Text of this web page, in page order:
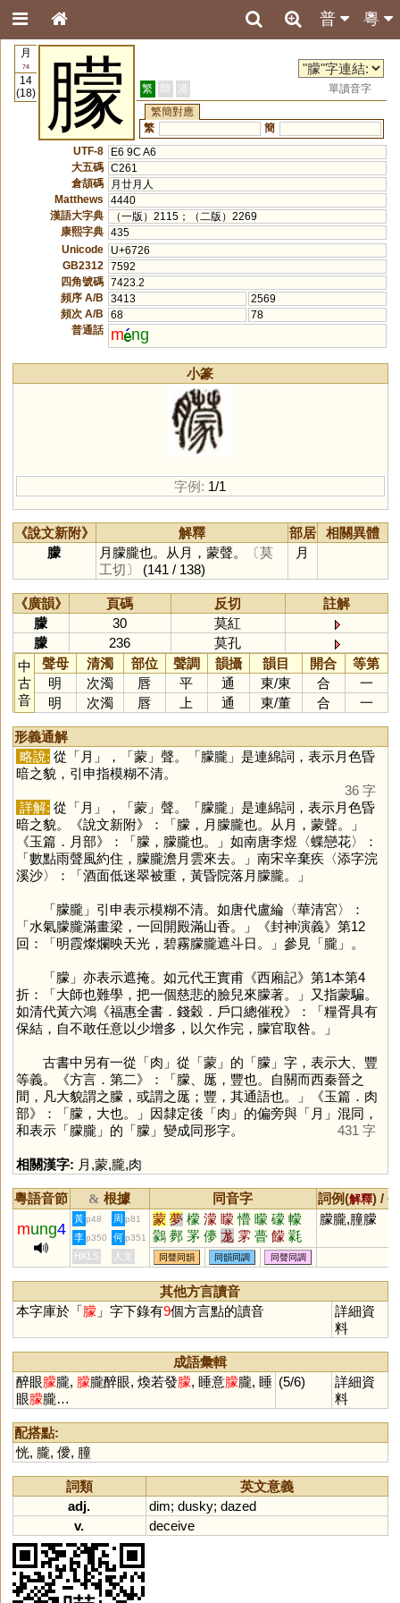
粵
普
月
74
14
(18)
朦 繁 簡 港
單讀音字
繁簡對應
繁
簡
UTF-8
E6 9C A6
大五碼 C261
倉頡碼
月廿月人
Matthews
4440
漢語大字典
（一版）2115；（二版）2269
康熙字典 435
Unicode
U+6726
GB2312
7592
四角號碼 7423.2
頻序 A/B
3413
2569
頻次 A/B
68
78
普通話
m ng
小篆
字例: 1/1
《說文新附》 解釋 部居
相關異體
朦
月朦朧也。从月，蒙聲。
〔莫
工切〕
(141 / 138)
月
《廣韻》 頁碼 反切
註解
朦
30
莫紅
朦
236
莫孔
中
古
音
聲母 清濁 部位 聲調 韻攝 韻目 開合
等第
明
次濁 唇 平 通 東/東 合
一
明
次濁 唇 上 通 東/董 合 一
形義通解
略說: 從「月 」，「蒙」聲。「朦朧」是連綿詞，表示月色昏
暗之貌，引申指模糊不清。
36 字
詳解: 從「月 」，「蒙」聲。「朦朧」是連綿詞，表示月色昏
暗之貌。《說文新附》：「朦，月朦朧也。从月，蒙聲。」
《玉篇．月部》：「朦，朦朧也。」如南唐李煜〈蝶戀花〉：
「數點雨聲風約住，朦朧澹月雲來去。」南宋辛棄疾〈添字浣
溪沙〉：「酒面低迷翠被重，黃昏院落月朦朧。」
「朦朧」引申表示模糊不清。如唐代盧綸〈華清宮〉：
「水氣朦朧滿畫梁，一回開殿滿山香。」《封神演義》第12
回：「明霞燦爛映天光，碧霧朦朧遮斗日。」參見「朧」。
「朦 」亦表示遮掩。如元代王實甫《西廂記》第1本第4
折：「大師也難學，把一個慈悲的臉兒來朦著。」又指蒙騙。
如清代黃六鴻《福惠全書．錢穀．戶口總催稅》：「糧胥具有
保結，自不敢任意以少增多，以欠作完，朦官取咎。」
古書中另有一從「肉 」從「蒙」的「朦 」字，表示大、豐
等義。《方言．第二》：「朦、厖，豐也。自關而西秦晉之
間，凡大貌謂之朦，或謂之厖；豐，其通語也。」《玉篇．肉
部》：「朦，大也。」因隸定後「肉 」的偏旁與「月 」混同，
和表示「朦朧」的「朦 」變成同形字。 431 字
相關漢字: 月 ,蒙,朧,肉
粵語音節 & 根據 同音字 詞例(解釋) /
mung4
黃 p48 周 p81 蒙 夢 檬 濛 矇 懵 曚 礞 幪
鸏 鄸 罞 儚 尨 雺 瞢 饛 氋
艨
朦朧,朣朦
李 p350 何 p351
HKLS 人文 同聲同韻 同韻同調 同聲同調
其他方言讀音
本字庫於「朦 」字下錄有9個方言點的讀音
詳細資
料
成語彙輯
醉眼朦朧, 朦朧醉眼, 煥若發朦, 睡意朦朧, 睡
眼朦朧…
(5/6)
詳細資
料
配搭點:
恍, 朧, 僾, 朣
詞類
英文意義
adj.
dim; dusky; dazed
v.
deceive